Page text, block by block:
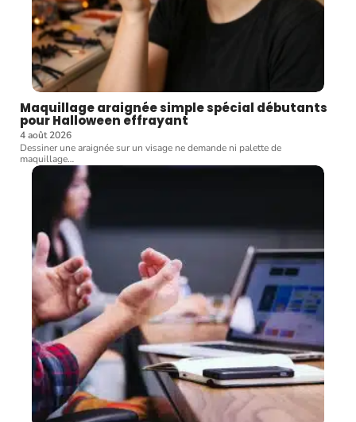
Maquillage araignée simple spécial débutants
pour Halloween effrayant
4 août 2026
Dessiner une araignée sur un visage ne demande ni palette de
maquillage…